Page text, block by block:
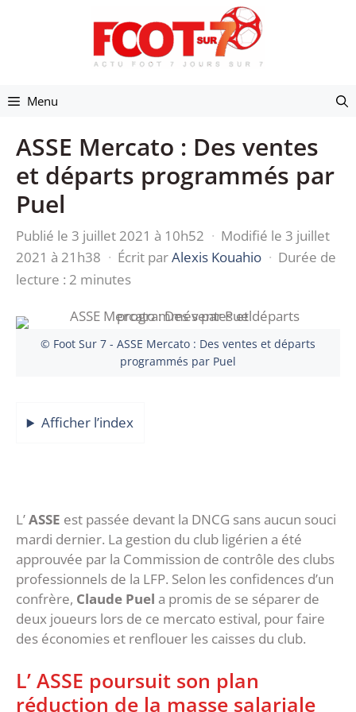
Menu
ASSE Mercato : Des ventes
et départs programmés par
Puel
Publié le 3 juillet 2021 à 10h52 · Modifié le 3 juillet
2021 à 21h38 · Écrit parAlexis Kouahio · Durée de
lecture : 2 minutes
© Foot Sur 7 - ASSE Mercato : Des ventes et départs
programmés par Puel
Afficher l’index
L’ASSE est passée devant la DNCG sans aucun souci
mardi dernier. La gestion du club ligérien a été
approuvée par la Commission de contrôle des clubs
professionnels de la LFP. Selon les confidences d’un
confrère, Claude Puel a promis de se séparer de
deux joueurs lors de ce mercato estival, pour faire
des économies et renflouer les caisses du club.
L’ ASSE poursuit son plan
réduction de la masse salariale